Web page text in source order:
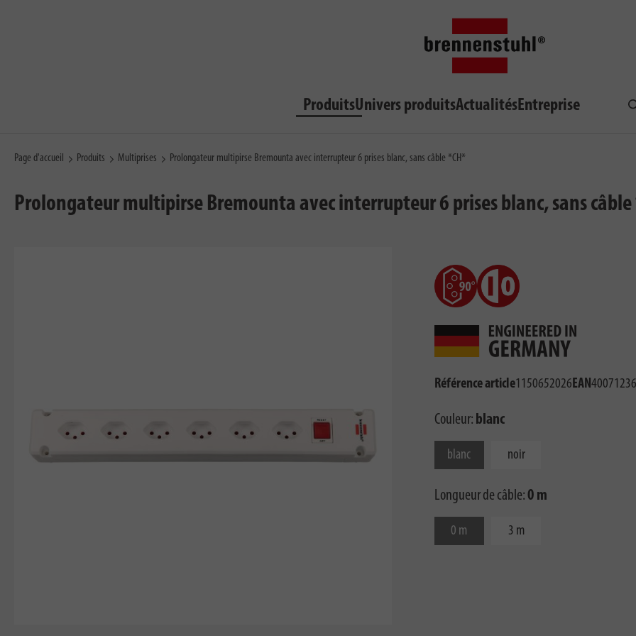
ProduitsUnivers produitsActualitésEntreprise
Page d'accueil Produits Multiprises Prolongateur multipirse Bremounta avec interrupteur 6 prises blanc, sans câble *CH*
Prolongateur multipirse Bremounta avec interrupteur 6 prises blanc, sans câble
Référence article1150652026EAN
Couleur: blanc
blanc noir
Longueur de câble:0 m
0 m 3 m